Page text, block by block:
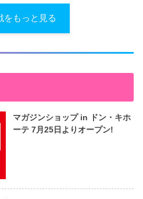
をもっと見る
マガジンショップ in ドン・キホ
ーテ 7月25日よりオープン!